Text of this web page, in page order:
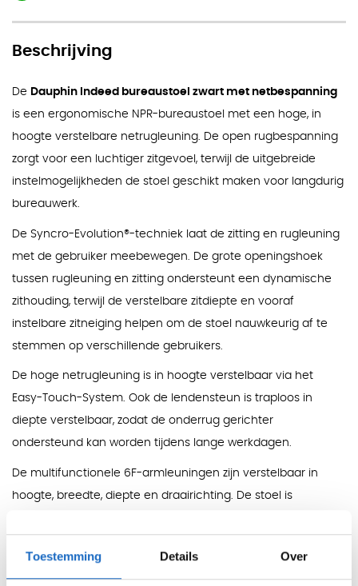
Toestemming Details Over
Beschrijving
De Dauphin Indeed bureaustoel zwart met netbespanning
is een ergonomische NPR-bureaustoel met een hoge, in
hoogte verstelbare netrugleuning. De open rugbespanning
zorgt voor een luchtiger zitgevoel, terwijl de uitgebreide
instelmogelijkheden de stoel geschikt maken voor langdurig
bureauwerk.
De Syncro-Evolution®-techniek laat de zitting en rugleuning
met de gebruiker meebewegen. De grote openingshoek
tussen rugleuning en zitting ondersteunt een dynamische
zithouding, terwijl de verstelbare zitdiepte en vooraf
instelbare zitneiging helpen om de stoel nauwkeurig af te
stemmen op verschillende gebruikers.
De hoge netrugleuning is in hoogte verstelbaar via het
Easy-Touch-System. Ook de lendensteun is traploos in
diepte verstelbaar, zodat de onderrug gerichter
ondersteund kan worden tijdens lange werkdagen.
De multifunctionele 6F-armleuningen zijn verstelbaar in
hoogte, breedte, diepte en draairichting. De stoel is
ondersteuning bij nek en schouders.